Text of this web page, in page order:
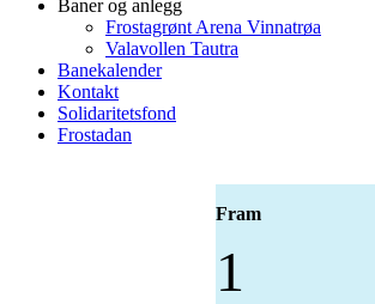
Baner og anlegg
Frostagrønt Arena Vinnatrøa
Valavollen Tautra
Banekalender
Kontakt
Solidaritetsfond
Frostadan
Fram
1